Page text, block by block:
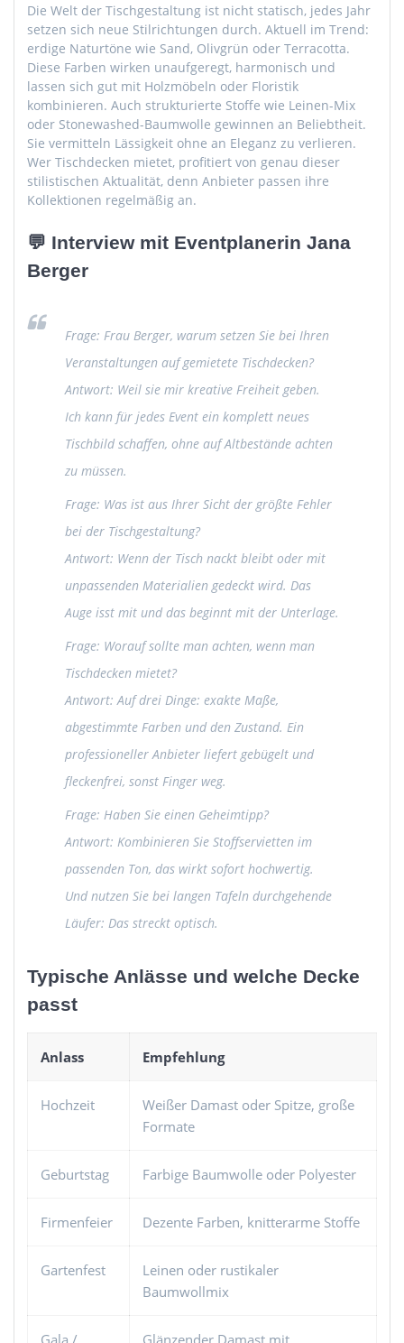
Die Welt der Tischgestaltung ist nicht statisch, jedes Jahr
setzen sich neue Stilrichtungen durch. Aktuell im Trend:
erdige Naturtöne wie Sand, Olivgrün oder Terracotta.
Diese Farben wirken unaufgeregt, harmonisch und
lassen sich gut mit Holzmöbeln oder Floristik
kombinieren. Auch strukturierte Stoffe wie Leinen-Mix
oder Stonewashed-Baumwolle gewinnen an Beliebtheit.
Sie vermitteln Lässigkeit ohne an Eleganz zu verlieren.
Wer Tischdecken mietet, profitiert von genau dieser
stilistischen Aktualität, denn Anbieter passen ihre
Kollektionen regelmäßig an.
💬 Interview mit Eventplanerin Jana
Berger
Frage: Frau Berger, warum setzen Sie bei Ihren
Veranstaltungen auf gemietete Tischdecken?
Antwort: Weil sie mir kreative Freiheit geben.
Ich kann für jedes Event ein komplett neues
Tischbild schaffen, ohne auf Altbestände achten
zu müssen.
Frage: Was ist aus Ihrer Sicht der größte Fehler
bei der Tischgestaltung?
Antwort: Wenn der Tisch nackt bleibt oder mit
unpassenden Materialien gedeckt wird. Das
Auge isst mit und das beginnt mit der Unterlage.
Frage: Worauf sollte man achten, wenn man
Tischdecken mietet?
Antwort: Auf drei Dinge: exakte Maße,
abgestimmte Farben und den Zustand. Ein
professioneller Anbieter liefert gebügelt und
fleckenfrei, sonst Finger weg.
Frage: Haben Sie einen Geheimtipp?
Antwort: Kombinieren Sie Stoffservietten im
passenden Ton, das wirkt sofort hochwertig.
Und nutzen Sie bei langen Tafeln durchgehende
Läufer: Das streckt optisch.
Typische Anlässe und welche Decke
passt
Anlass Empfehlung
Hochzeit
Weißer Damast oder Spitze, große
Formate
Geburtstag Farbige Baumwolle oder Polyester
Firmenfeier Dezente Farben, knitterarme Stoffe
Gartenfest
Leinen oder rustikaler
Baumwollmix
Gala / Glänzender Damast mit